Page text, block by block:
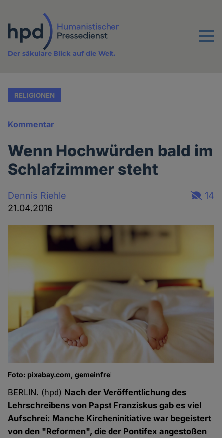
Inhalt
Menu
Der säkulare Blick auf die Welt.
RELIGIONEN
Kommentar
Wenn Hochwürden bald im
Schlafzimmer steht
Dennis Riehle
21.04.2016
14
Foto: pixabay.com, gemeinfrei
BERLIN. (hpd) Nach der Veröffentlichung des
Lehrschreibens von Papst Franziskus gab es viel
Aufschrei: Manche Kircheninitiative war begeistert
von den "Reformen", die der Pontifex angestoßen